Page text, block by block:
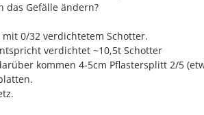
das Gefälle ändern?
0/32 verdichtetem Schotter.
verdichtet ~10,5t Schotter
kommen 4-5cm Pflastersplitt 2/5